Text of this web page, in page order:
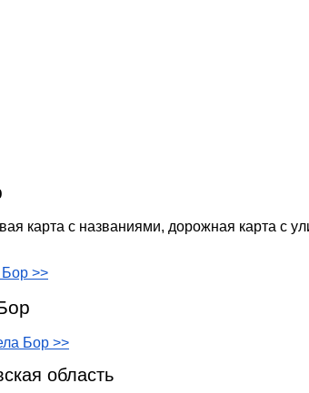
карта с названиями, дорожная карта с
Бор >>
Бор >>
область